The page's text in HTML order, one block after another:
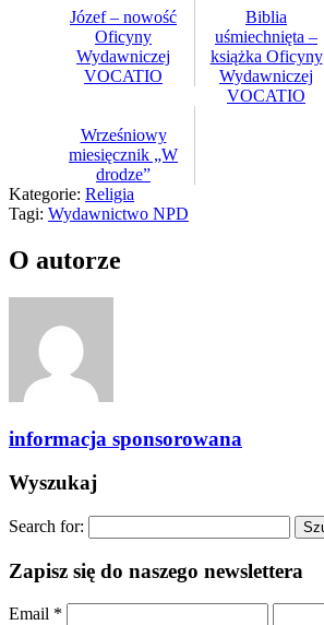
Józef – nowość
Oficyny
Wydawniczej
VOCATIO
Biblia
uśmiechnięta –
książka Oficyny
Wydawniczej
VOCATIO
Wrześniowy
miesięcznik „W
drodze”
Kategorie: Religia
Tagi: Wydawnictwo NPD
O autorze
informacja sponsorowana
Wyszukaj
Search for:
Zapisz się do naszego newslettera
Email *